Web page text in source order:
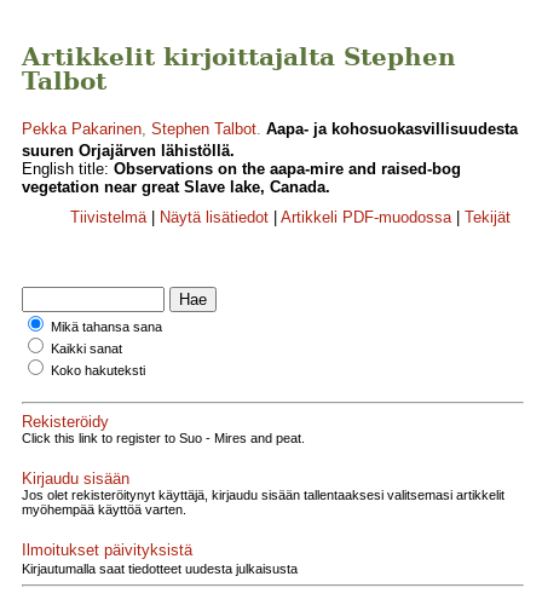
Artikkelit kirjoittajalta Stephen
Talbot
Pekka Pakarinen, Stephen Talbot. Aapa- ja kohosuokasvillisuudesta
suuren Orjajärven lähistöllä.
English title: Observations on the aapa-mire and raised-bog
vegetation near great Slave lake, Canada.
Tiivistelmä| Näytä lisätiedot Artikkeli PDF-muodossa| Tekijät
Mikä tahansa sana
Kaikki sanat
Koko hakuteksti
Rekisteröidy
Click this link to register to Suo - Mires and peat.
Kirjaudu sisään
Jos olet rekisteröitynyt käyttäjä, kirjaudu sisään tallentaaksesi valitsemasi artikkelit
myöhempää käyttöä varten.
Ilmoitukset päivityksistä
Kirjautumalla saat tiedotteet uudesta julkaisusta